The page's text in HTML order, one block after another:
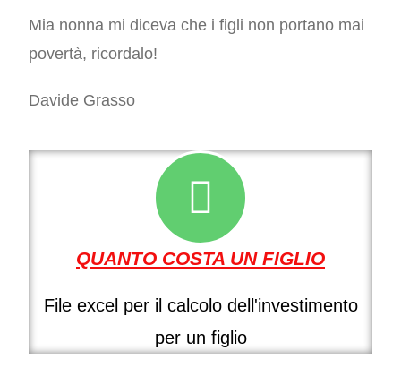
Mia nonna mi diceva che i figli non portano mai
povertà, ricordalo!
Davide Grasso
QUANTO COSTA UN FIGLIO
File excel per il calcolo dell'investimento
per un figlio​